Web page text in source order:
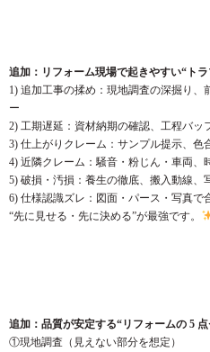
追加：リフォーム現場で起きやすい“ト
1) 追加工事の揉め：現地調査の深掘り、
ー
2) 工期遅延：資材納期の確認、工程バッ
3) 仕上がりクレーム：サンプル提示、色
4) 近隣クレーム：騒音・粉じん・車両、
5) 破損・汚損：養生の徹底、搬入動線、
6) 仕様認識ズレ：図面・パース・写真で
“先に見せる・先に決める”が最強です。
追加：品質が安定する“リフォームの 5
①現地調査（見えない部分を想定）